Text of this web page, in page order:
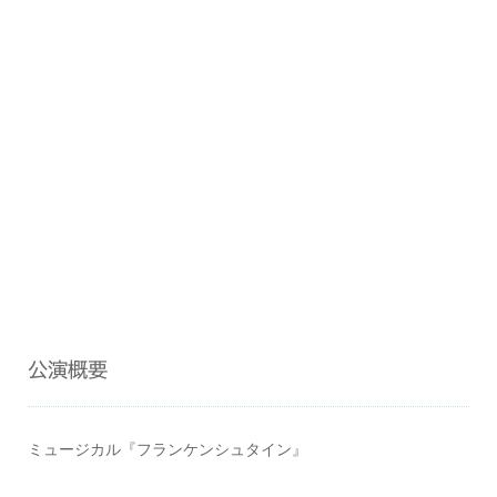
公演概要
ミュージカル『フランケンシュタイン』